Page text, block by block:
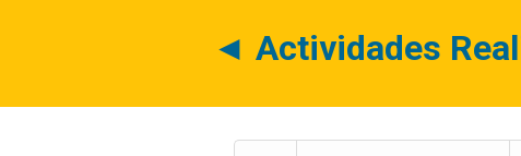
◄Actividades